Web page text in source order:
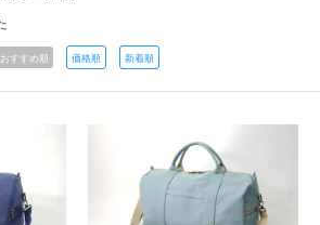
おすすめ順 価格順 新着順